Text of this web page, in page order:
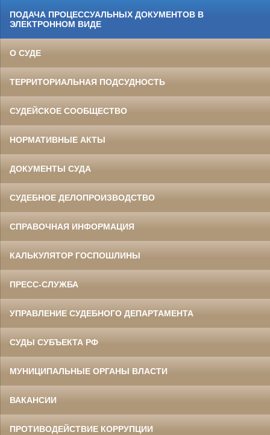
ПОДАЧА ПРОЦЕССУАЛЬНЫХ ДОКУМЕНТОВ В
ЭЛЕКТРОННОМ ВИДЕ
О СУДЕ
ТЕРРИТОРИАЛЬНАЯ ПОДСУДНОСТЬ
СУДЕЙСКОЕ СООБЩЕСТВО
НОРМАТИВНЫЕ АКТЫ
ДОКУМЕНТЫ СУДА
СУДЕБНОЕ ДЕЛОПРОИЗВОДСТВО
СПРАВОЧНАЯ ИНФОРМАЦИЯ
КАЛЬКУЛЯТОР ГОСПОШЛИНЫ
ПРЕСС-СЛУЖБА
УПРАВЛЕНИЕ СУДЕБНОГО ДЕПАРТАМЕНТА
СУДЫ СУБЪЕКТА РФ
МУНИЦИПАЛЬНЫЕ ОРГАНЫ ВЛАСТИ
ВАКАНСИИ
ПРОТИВОДЕЙСТВИЕ КОРРУПЦИИ